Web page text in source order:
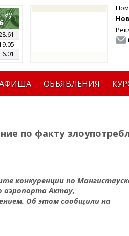
6.01
ОБЪЯВЛЕНИЯ
по факту
конкуренции по
аэропорта Актау,
Об этом сообщили на